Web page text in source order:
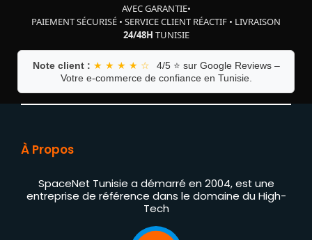
AVEC GARANTIE•
PAIEMENT SÉCURISÉ • SERVICE CLIENT RÉACTIF • LIVRAISON
24/48H TUNISIE
Note client : ★ ★ ★ ★ ☆
4/5 ⭐ sur Google Reviews –
Votre e-commerce de confiance en Tunisie.
À Propos
SpaceNet Tunisie a démarré en 2004, est une
entreprise de référence dans le domaine du High-
Tech